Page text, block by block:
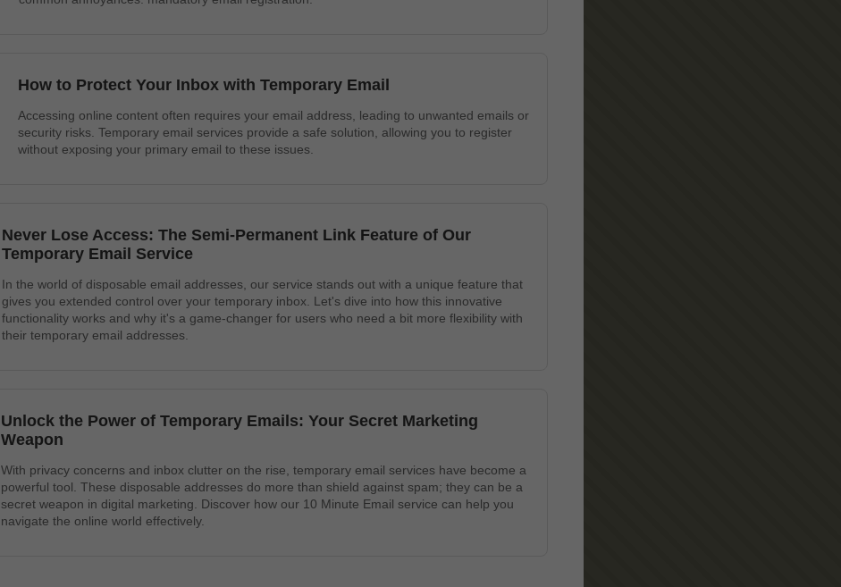
How to Protect Your Inbox with Temporary Email
Accessing online content often requires your email address, leading to unwanted emails or
security risks. Temporary email services provide a safe solution, allowing you to register
without exposing your primary email to these issues.
Never Lose Access: The Semi-Permanent Link Feature of Our
Temporary Email Service
In the world of disposable email addresses, our service stands out with a unique feature that
gives you extended control over your temporary inbox. Let's dive into how this innovative
functionality works and why it's a game-changer for users who need a bit more flexibility with
their temporary email addresses.
Unlock the Power of Temporary Emails: Your Secret Marketing
Weapon
With privacy concerns and inbox clutter on the rise, temporary email services have become a
powerful tool. These disposable addresses do more than shield against spam; they can be a
secret weapon in digital marketing. Discover how our 10 Minute Email service can help you
navigate the online world effectively.